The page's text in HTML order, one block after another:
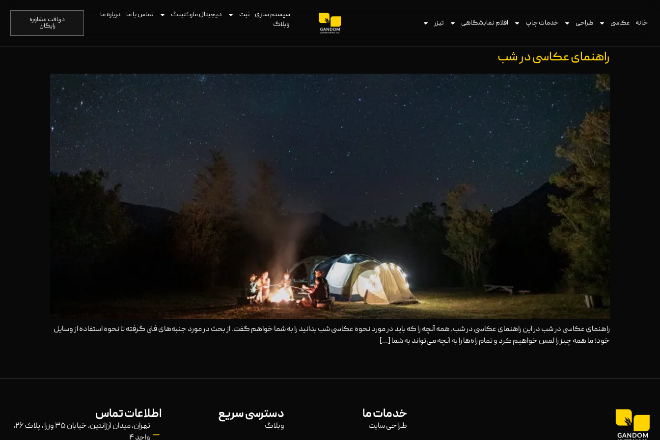
خانه عکاسی طراحی خدمات چاپ اقلام نمایشگاهی تیزر
سیستم سازی ثبت دیجیتال مارکتینگ تماس با ما
درباره ما
وبلاگ
دریافت مشاوره
رایگان
راهنمای عکاسی در شب
راهنمای عکاسی در شب در این راهنمای عکاسی در شب، همه آنچه را که باید در مورد نحوه عکاسی شب بدانید را به شما خواهم گفت. از بحث در مورد جنبه‌های فنی گرفته تا نحوه استفاده از وسایل
خود؛ ما همه چیز را لمس خواهیم کرد و تمام راه‌ها را به آنچه می‌تواند به شما […]
خدمات ما
طراحی سایت
دسترسی سریع
وبلاگ
اطلاعات تماس
تهران، میدان آرژانتین، خیابان ۳۵ وزرا ، پلاک ۲۶،